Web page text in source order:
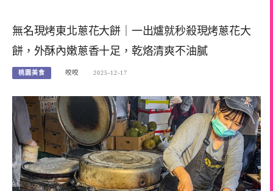
無名現烤東北蔥花大餅｜一出爐就秒殺現烤蔥花大
餅，外酥內嫩蔥香十足，乾烙清爽不油膩
桃園美食 咬咬 2025-12-17